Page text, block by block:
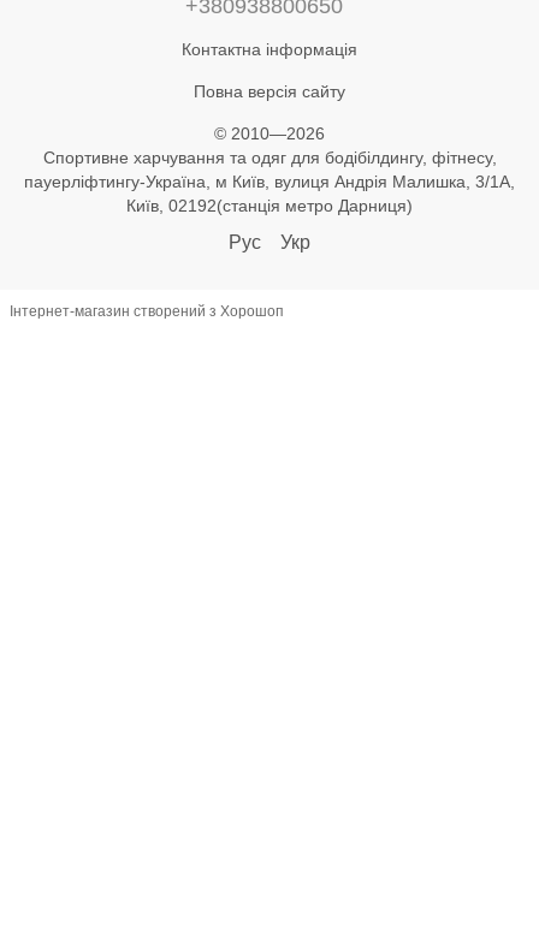
+380938800650
Контактна інформація
Повна версія сайту
© 2010—2026
Спортивне харчування та одяг для бодібілдингу, фітнесу,
пауерліфтингу-Україна, м Київ, вулиця Андрія Малишка, 3/1А,
Київ, 02192(станція метро Дарниця)
Рус Укр
Інтернет-магазин створений з Хорошоп